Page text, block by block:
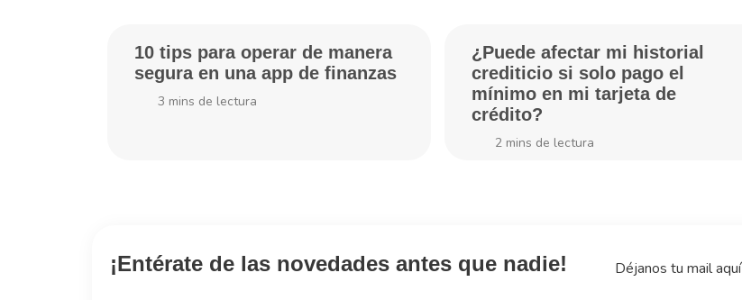
10 tips para operar de manera
segura en una app de finanzas
3 mins de lectura
¿Puede afectar mi historial
crediticio si solo pago el
mínimo en mi tarjeta de
crédito?
2 mins de lectura
¡Entérate de las novedades antes que nadie! Déjanos tu mail aquí